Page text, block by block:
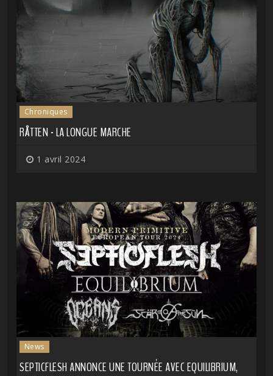
Chroniques
RÅTTEN - LA LONGUE MARCHE
1 avril 2024
News
SEPTICFLESH ANNONCE UNE TOURNÉE AVEC EQUILIBRIUM,